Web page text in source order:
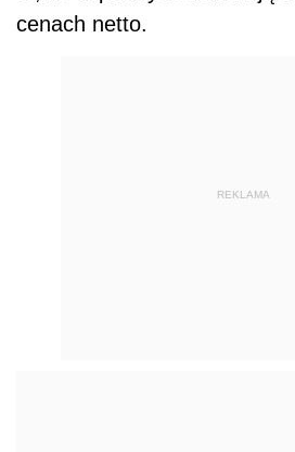
cenach netto.
REKLAMA